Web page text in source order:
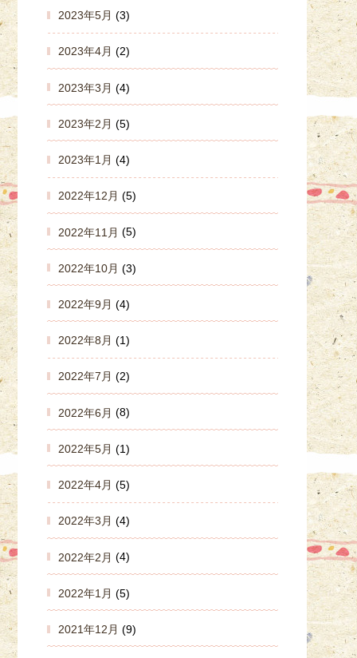
2023年5月 (3)
2023年4月 (2)
2023年3月 (4)
2023年2月 (5)
2023年1月 (4)
2022年12月 (5)
2022年11月 (5)
2022年10月 (3)
2022年9月 (4)
2022年8月 (1)
2022年7月 (2)
2022年6月 (8)
2022年5月 (1)
2022年4月 (5)
2022年3月 (4)
2022年2月 (4)
2022年1月 (5)
2021年12月 (9)